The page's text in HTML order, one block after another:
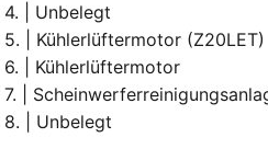
4. | Unbelegt
5. | Kühlerlüftermotor (Z20LET)
6. | Kühlerlüftermotor
7. |
8. | Unbelegt